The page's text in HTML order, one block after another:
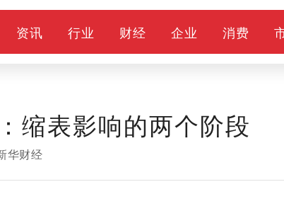
资讯 行业 财经 企业 消费
缩表影响的两个阶段
华财经